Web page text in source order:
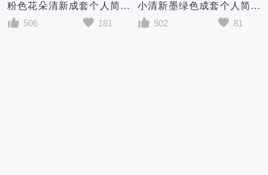
粉色花朵清新成套个人简历Word模板
506
181
小清新墨绿色成套个人简历Word模板
502
81